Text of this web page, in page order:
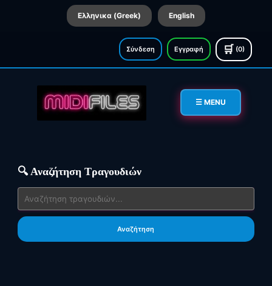
Ελληνικα (Greek) English
Σύνδεση Εγγραφή 🛒 (0)
☰ MENU
🔍 Αναζήτηση Τραγουδιών
Αναζήτηση